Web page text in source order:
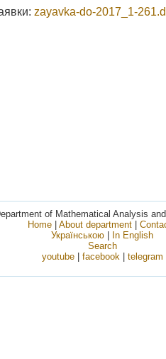
zayavka-do-2017_1-
of Mathematical Analysis
Home
About department
Українською
In English
Search
youtube| facebook telegram